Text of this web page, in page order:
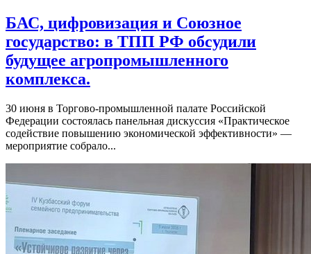
БАС, цифровизация и Союзное
государство: в ТПП РФ обсудили
будущее агропромышленного
комплекса.
30 июня в Торгово-промышленной палате Российской
Федерации состоялась панельная дискуссия «Практическое
содействие повышению экономической эффективности» —
мероприятие собрало...